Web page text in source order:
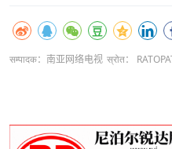
सम्पादक：南亚网络电视 स्रोत：